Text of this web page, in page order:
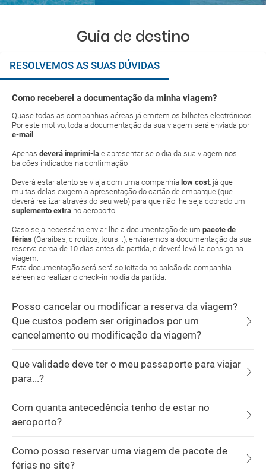
Guia de destino
RESOLVEMOS AS SUAS DÚVIDAS
Como receberei a documentação da minha viagem?
Quase todas as companhias aéreas já emitem os bilhetes electrónicos.
Por este motivo, toda a documentação da sua viagem será enviada por
e-mail .
Apenas deverá imprimi-la e apresentar-se o dia da sua viagem nos
balcões indicados na confirmação
Deverá estar atento se viaja com uma companhia low cost, já que
muitas delas exigem a apresentação do cartão de embarque (que
deverá realizar através do seu web) para que não lhe seja cobrado um
suplemento extra no aeroporto.
Caso seja necessário enviar-lhe a documentação de um pacote de
férias (Caraíbas, circuitos, tours...), enviaremos a documentação da sua
reserva cerca de 10 dias antes da partida, e deverá levá-la consigo na
viagem.
Esta documentação será será solicitada no balcão da companhia
aéreen ao realizar o check-in no dia da partida.
Posso cancelar ou modificar a reserva da viagem?
Que custos podem ser originados por um
cancelamento ou modificação da viagem?
Que validade deve ter o meu passaporte para viajar
para...?
Com quanta antecedência tenho de estar no
aeroporto?
Como posso reservar uma viagem de pacote de
férias no site?